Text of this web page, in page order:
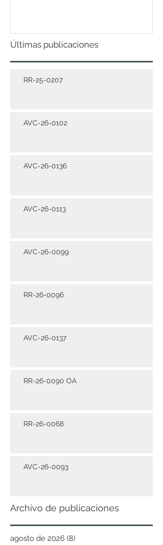
Últimas publicaciones
RR-25-0207
AVC-26-0102
AVC-26-0136
AVC-26-0113
AVC-26-0099
RR-26-0096
AVC-26-0137
RR-26-0090 OA
RR-26-0068
AVC-26-0093
Archivo de publicaciones
agosto de 2026 (8)